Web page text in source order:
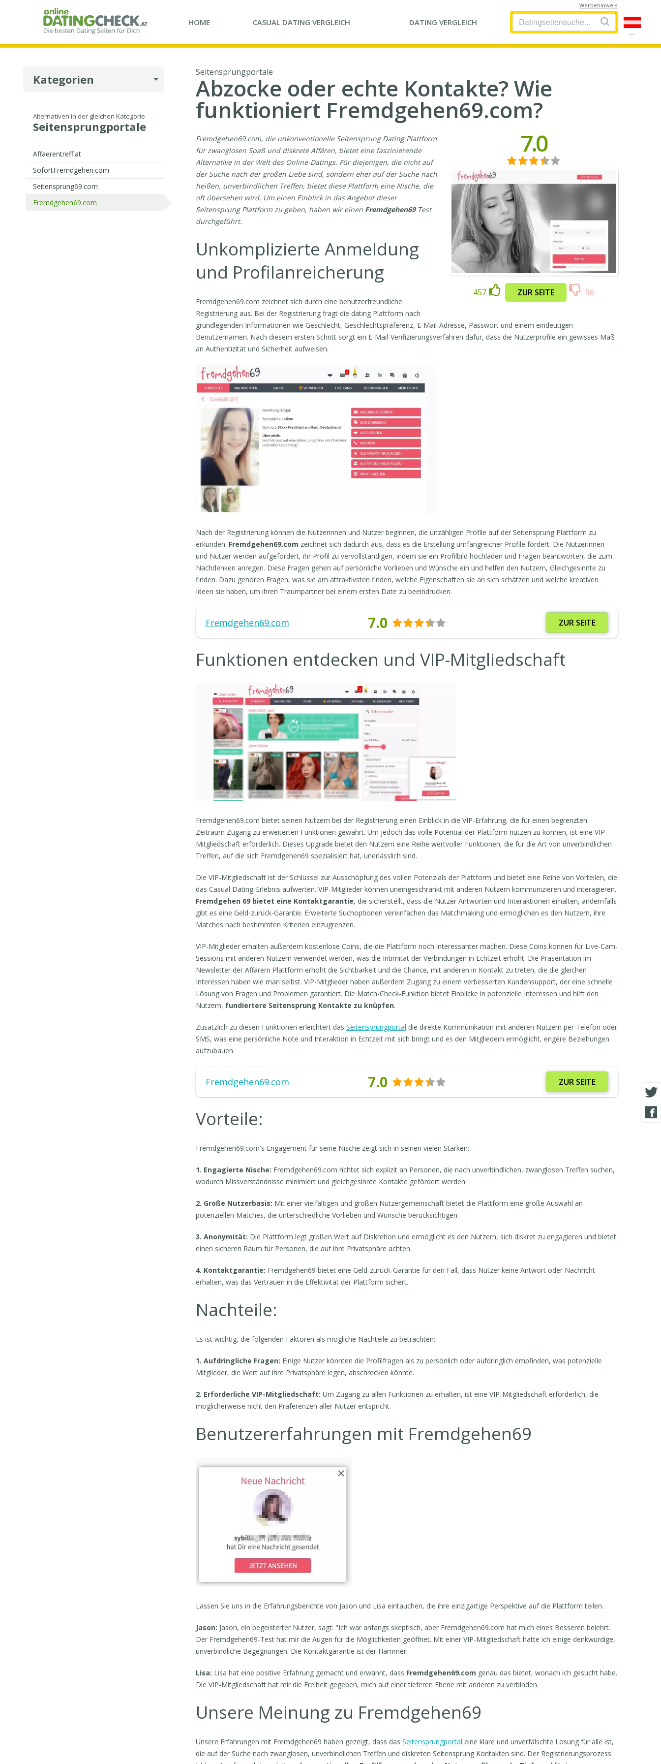
HOME CASUAL DATING VERGLEICH DATING VERGLEICH
...
Werbehinweis
Kategorien
Alternativen in der gleichen Kategorie
Seitensprungportale
Affaerentreff.at
SofortFremdgehen.com
Seitensprung69.com
Fremdgehen69.com
Seitensprungportale
Abzocke oder echte Kontakte? Wie
funktioniert Fremdgehen69.com?
7.0
457 ZUR SEITE 96
Fremdgehen69.com, die unkonventionelle Seitensprung Dating Plattform
für zwanglosen Spaß und diskrete Affären, bietet eine faszinierende
Alternative in der Welt des Online-Datings. Für diejenigen, die nicht auf
der Suche nach der großen Liebe sind, sondern eher auf der Suche nach
heißen, unverbindlichen Treffen, bietet diese Plattform eine Nische, die
oft übersehen wird. Um einen Einblick in das Angebot dieser
Seitensprung Plattform zu geben, haben wir einen Fremdgehen69Test
durchgeführt.
Unkomplizierte Anmeldung
und Profilanreicherung
Fremdgehen69.com zeichnet sich durch eine benutzerfreundliche
Registrierung aus. Bei der Registrierung fragt die dating Plattform nach
grundlegenden Informationen wie Geschlecht, Geschlechtspräferenz, E-Mail-Adresse, Passwort und einem eindeutigen
Benutzernamen. Nach diesem ersten Schritt sorgt ein E-Mail-Verifizierungsverfahren dafür, dass die Nutzerprofile ein gewisses Maß
an Authentizität und Sicherheit aufweisen.
Nach der Registrierung können die Nutzerinnen und Nutzer beginnen, die unzähligen Profile auf der Seitensprung Plattform zu
erkunden. Fremdgehen69.com zeichnet sich dadurch aus, dass es die Erstellung umfangreicher Profile fördert. Die Nutzerinnen
und Nutzer werden aufgefordert, ihr Profil zu vervollständigen, indem sie ein Profilbild hochladen und Fragen beantworten, die zum
Nachdenken anregen. Diese Fragen gehen auf persönliche Vorlieben und Wünsche ein und helfen den Nutzern, Gleichgesinnte zu
finden. Dazu gehören Fragen, was sie am attraktivsten finden, welche Eigenschaften sie an sich schätzen und welche kreativen
Ideen sie haben, um ihren Traumpartner bei einem ersten Date zu beeindrucken.
Fremdgehen69.com 7.0 ZUR SEITE
Funktionen entdecken und VIP-Mitgliedschaft
Fremdgehen69.com bietet seinen Nutzern bei der Registrierung einen Einblick in die VIP-Erfahrung, die für einen begrenzten
Zeitraum Zugang zu erweiterten Funktionen gewährt. Um jedoch das volle Potential der Plattform nutzen zu können, ist eine VIP-
Mitgliedschaft erforderlich. Dieses Upgrade bietet den Nutzern eine Reihe wertvoller Funktionen, die für die Art von unverbindlichen
Treffen, auf die sich Fremdgehen69 spezialisiert hat, unerlässlich sind.
Die VIP-Mitgliedschaft ist der Schlüssel zur Ausschöpfung des vollen Potenzials der Plattform und bietet eine Reihe von Vorteilen, die
das Casual Dating-Erlebnis aufwerten. VIP-Mitglieder können uneingeschränkt mit anderen Nutzern kommunizieren und interagieren.
Fremdgehen 69 bietet eine Kontaktgarantie, die sicherstellt, dass die Nutzer Antworten und Interaktionen erhalten, andernfalls
gibt es eine Geld-zurück-Garantie. Erweiterte Suchoptionen vereinfachen das Matchmaking und ermöglichen es den Nutzern, ihre
Matches nach bestimmten Kriterien einzugrenzen.
VIP-Mitglieder erhalten außerdem kostenlose Coins, die die Plattform noch interessanter machen. Diese Coins können für Live-Cam-
Sessions mit anderen Nutzern verwendet werden, was die Intimität der Verbindungen in Echtzeit erhöht. Die Präsentation im
Newsletter der Affärern Plattform erhöht die Sichtbarkeit und die Chance, mit anderen in Kontakt zu treten, die die gleichen
Interessen haben wie man selbst. VIP-Mitglieder haben außerdem Zugang zu einem verbesserten Kundensupport, der eine schnelle
Lösung von Fragen und Problemen garantiert. Die Match-Check-Funktion bietet Einblicke in potenzielle Interessen und hilft den
Nutzern, fundiertere Seitensprung Kontakte zu knüpfen.
Zusätzlich zu diesen Funktionen erleichtert das Seitensprungportal die direkte Kommunikation mit anderen Nutzern per Telefon oder
SMS, was eine persönliche Note und Interaktion in Echtzeit mit sich bringt und es den Mitgliedern ermöglicht, engere Beziehungen
aufzubauen.
Fremdgehen69.com 7.0 ZUR SEITE
Vorteile:
Fremdgehen69.com's Engagement für seine Nische zeigt sich in seinen vielen Stärken:
1. Engagierte Nische: Fremdgehen69.com richtet sich explizit an Personen, die nach unverbindlichen, zwanglosen Treffen suchen,
wodurch Missverständnisse minimiert und gleichgesinnte Kontakte gefördert werden.
2. Große Nutzerbasis: Mit einer vielfältigen und großen Nutzergemeinschaft bietet die Plattform eine große Auswahl an
potenziellen Matches, die unterschiedliche Vorlieben und Wünsche berücksichtigen.
3. Anonymität: Die Plattform legt großen Wert auf Diskretion und ermöglicht es den Nutzern, sich diskret zu engagieren und bietet
einen sicheren Raum für Personen, die auf ihre Privatsphäre achten.
4. Kontaktgarantie: Fremdgehen69 bietet eine Geld-zurück-Garantie für den Fall, dass Nutzer keine Antwort oder Nachricht
erhalten, was das Vertrauen in die Effektivität der Plattform sichert.
Nachteile:
Es ist wichtig, die folgenden Faktoren als mögliche Nachteile zu betrachten:
1. Aufdringliche Fragen: Einige Nutzer könnten die Profilfragen als zu persönlich oder aufdringlich empfinden, was potenzielle
Mitglieder, die Wert auf ihre Privatsphäre legen, abschrecken könnte.
2. Erforderliche VIP-Mitgliedschaft: Um Zugang zu allen Funktionen zu erhalten, ist eine VIP-Mitgliedschaft erforderlich, die
möglicherweise nicht den Präferenzen aller Nutzer entspricht.
Benutzererfahrungen mit Fremdgehen69
Lassen Sie uns in die Erfahrungsberichte von Jason und Lisa eintauchen, die ihre einzigartige Perspektive auf die Plattform teilen.
Jason: Jason, ein begeisterter Nutzer, sagt: "Ich war anfangs skeptisch, aber Fremdgehen69.com hat mich eines Besseren belehrt.
Der Fremdgehen69-Test hat mir die Augen für die Möglichkeiten geöffnet. Mit einer VIP-Mitgliedschaft hatte ich einige denkwürdige,
unverbindliche Begegnungen. Die Kontaktgarantie ist der Hammer!
Lisa: Lisa hat eine positive Erfahrung gemacht und erwähnt, dass Fremdgehen69.com genau das bietet, wonach ich gesucht habe.
Die VIP-Mitgliedschaft hat mir die Freiheit gegeben, mich auf einer tieferen Ebene mit anderen zu verbinden.
Unsere Meinung zu Fremdgehen69
Unsere Erfahrungen mit Fremdgehen69 haben gezeigt, dass das Seitensprungportal eine klare und unverfälschte Lösung für alle ist,
die auf der Suche nach zwanglosen, unverbindlichen Treffen und diskreten Seitensprung Kontakten sind. Der Registrierungsprozess